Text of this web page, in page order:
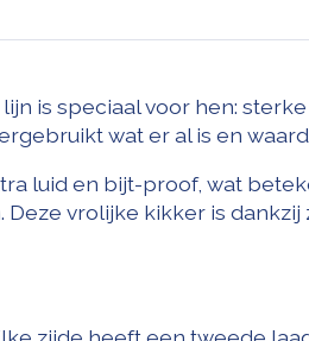
is speciaal voor hen:
wat er al is en
luid en bijt-proof, wat
vrolijke kikker is